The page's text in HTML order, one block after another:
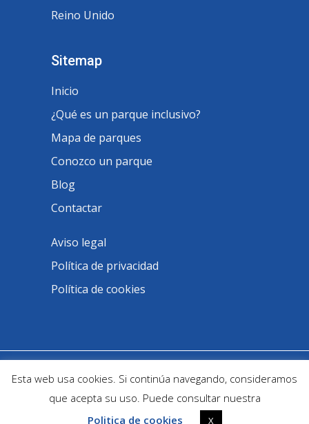
Reino Unido
Sitemap
Inicio
¿Qué es un parque inclusivo?
Mapa de parques
Conozco un parque
Blog
Contactar
Aviso legal
Política de privacidad
Política de cookies
@ Parques Infantiles Inclusivos -
Developed by Ofitec
Esta web usa cookies. Si continúa navegando, consideramos
que acepta su uso. Puede consultar nuestra
Politica de cookies
X